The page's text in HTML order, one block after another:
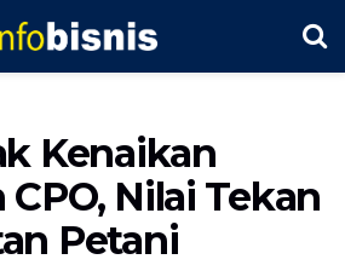
Kenaikan
Nilai Tekan
Petani